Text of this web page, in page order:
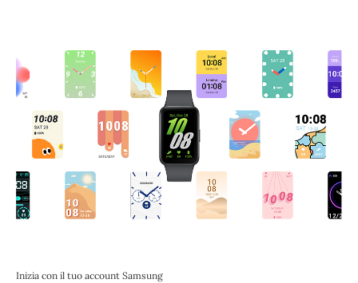
Inizia con il tuo account Samsung